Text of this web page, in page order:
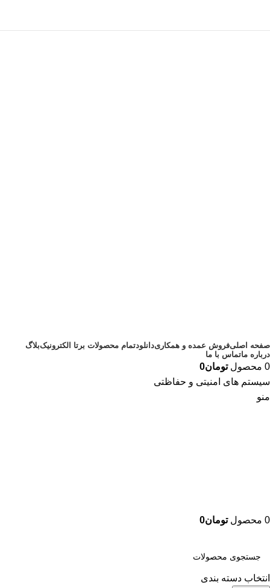
صفحه اصلیفروش عمده و همکاریدانلودتمام محصولات برتا الکترونیکبلاگ
درباره ماتماس با ما
0 محصول تومان0
سیستم های امنیتی و حفاظتی
منو
0 محصول تومان0
انتخاب دسته بندی